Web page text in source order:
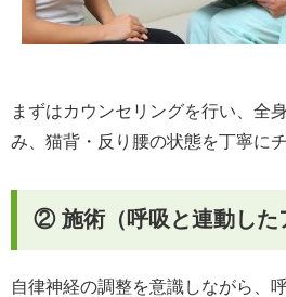
まずはカウンセリングを行い、全
み、猫背・反り腰の状態を丁寧に
② 施術（呼吸と連動した
自律神経の調整を意識しながら、